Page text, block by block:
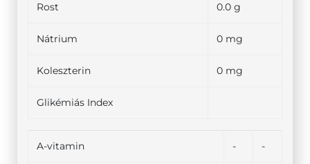
Rost 0.0 g
Nátrium 0 mg
Koleszterin 0 mg
Glikémiás Index
A-vitamin - -